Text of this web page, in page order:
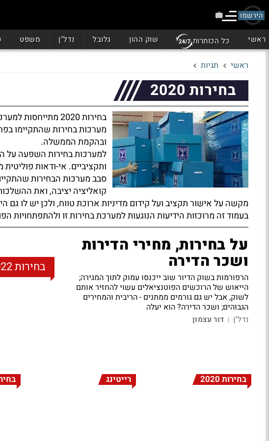
הירשמו
ראשי כל הכותרות שוק ההון גלובל נדל"ן משפט
ראשי תגיות
בחירות 2020
בחירות 2020
מערכות בחירות שהתקיימו
ובהקמת הממשלה.
למערכות בחירות השפעה על
ותקציביים. אי-ודאות
סבב מערכות הבחירות
קואליציה יציבה, ואת
מקשה על אישור תקציב ועל קידום מדיניות ארוכת טווח, ולכן יש לו גם
בעמוד זה מרוכזות הידיעות הנוגעות למערכת בחירות זו ולהתפתחויות
על בחירות, מחירי הדירות
ושכר הדירה
הרפורמות בשוק הדיור שוב ייכנסו עמוק לתוך המגירה;
הייאוש של הרוכשים הפוטנציאלים עשוי להחזיר אותם
לשוק, אבל יש גם גורמים ממתנים - הריבית והמחירים
הגבוהים; ושכר הדירה? הוא יעלה
נדל"ן | דור עצמון
בחירות 2022
בחירות 2020 רייטינג